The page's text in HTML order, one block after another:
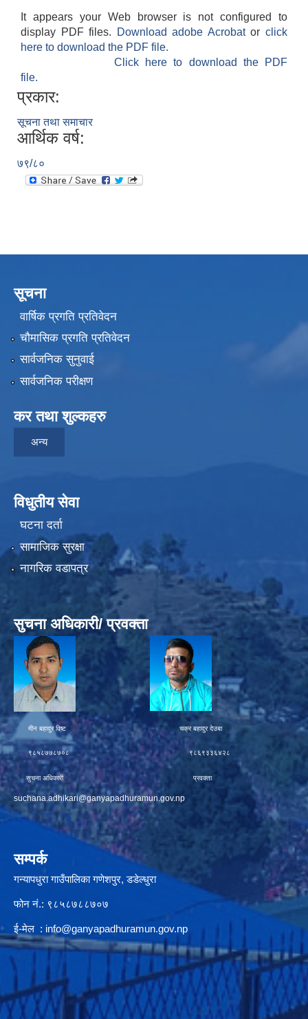
It appears your Web browser is not configured to
display PDF files.
Download adobe Acrobatorclick
here to download the PDF file.
Click here to download the PDF
file.
प्रकार:
सूचना तथा समाचार
आर्थिक वर्ष:
७९/८०
सूचना
वार्षिक प्रगति प्रतिवेदन
चौमासिक प्रगति प्रतिवेदन
सार्वजनिक सुनुवाई
सार्वजनिक परीक्षण
कर तथा शुल्कहरु
अन्य
विधुतीय सेवा
घटना दर्ता
सामाजिक सुरक्षा
नागरिक वडापत्र
सुचना अधिकारी/ प्रवक्ता
मीन बहादुर विष्ट चक्र बहादुर देउबा
९८५८७७८७०८ ९८६९३३६४२८
सुचना अधिकारी प्रवक्ता
suchana.adhikari@ganyapadhuramun.gov.np
सम्पर्क
गन्यापधुरा गाउँपालिका गणेशपुर, डडेल्धुरा
फोन नं.: ९८५८७८८७०७
ई-मेल : info@ganyapadhuramun.gov.np